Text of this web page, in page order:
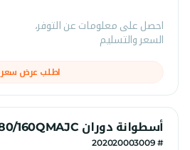
احصل على معلومات عن التوفر،
السعر والتسليم
اطلب عرض سعر
أسطوانة دوران LS2016180/160QMAJC سينوبوم
# 202020003009